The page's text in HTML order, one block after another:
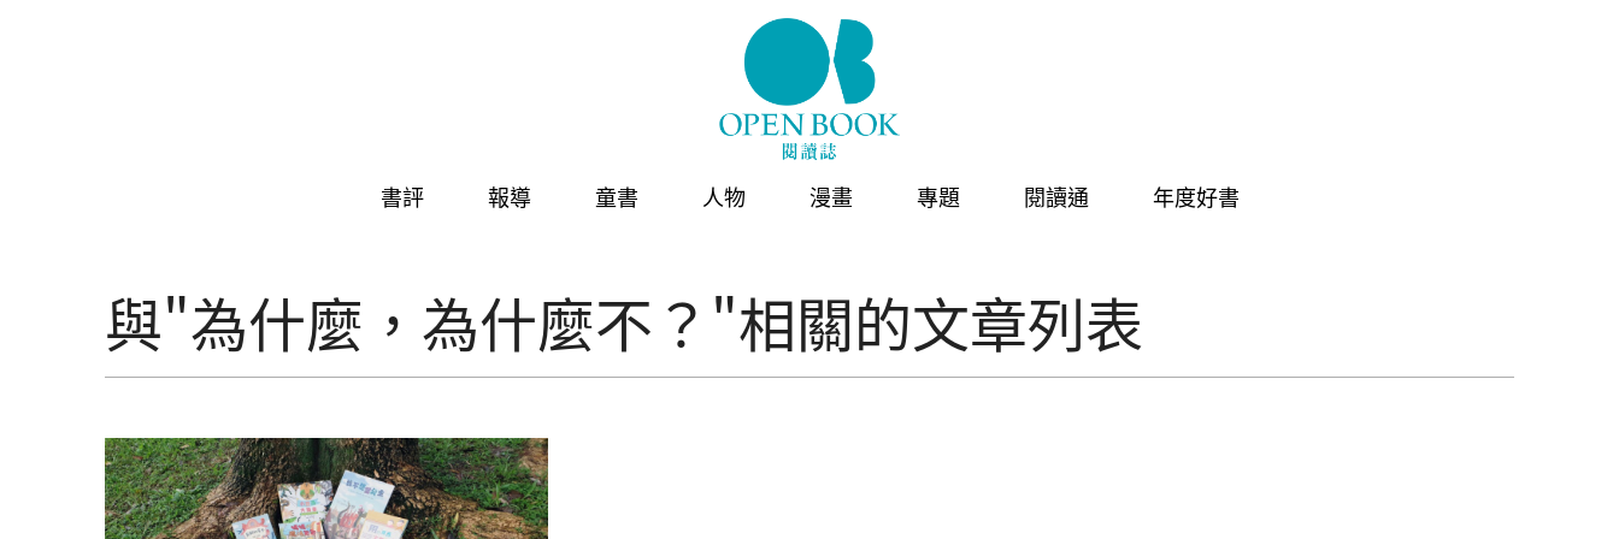
書評 報導 童書 人物 漫畫 專題 閱讀通 年度好書
與"為什麼，為什麼不？"相關的文章列表